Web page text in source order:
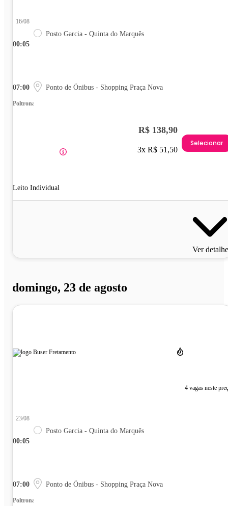
00:05
16/08
Posto Garcia - Quinta do Marquês
07:00 Ponto de Ônibus - Shopping Praça Nova
Poltrona
Leito Individual
R$ 138,90
3x R$ 51,50
Selecionar
Ver
domingo, 23 de agosto
4 vagas neste
00:05
23/08
Posto Garcia - Quinta do Marquês
07:00 Ponto de Ônibus - Shopping Praça Nova
Poltrona